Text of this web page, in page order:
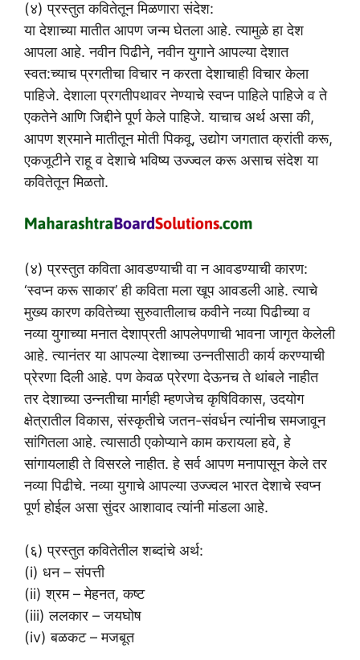
(४) प्रस्तुत कवितेतून मिळणारा संदेश:
या देशाच्या मातीत आपण जन्म घेतला आहे. त्यामुळे हा देश
आपला आहे. नवीन पिढीने, नवीन युगाने आपल्या देशात
स्वत:च्याच प्रगतीचा विचार न करता देशाचाही विचार केला
पाहिजे. देशाला प्रगतीपथावर नेण्याचे स्वप्न पाहिले पाहिजे व ते
एकतेने आणि जिद्दीने पूर्ण केले पाहिजे. याचाच अर्थ असा की,
आपण श्रमाने मातीतून मोती पिकवू, उद्योग जगतात क्रांती करू,
एकजूटीने राहू व देशाचे भविष्य उज्ज्वल करू असाच संदेश या
कवितेतून मिळतो.
(४) प्रस्तुत कविता आवडण्याची वा न आवडण्याची कारण:
‘स्वप्न करू साकार’ ही कविता मला खूप आवडली आहे. त्याचे
मुख्य कारण कवितेच्या सुरुवातीलाच कवीने नव्या पिढीच्या व
नव्या युगाच्या मनात देशाप्रती आपलेपणाची भावना जागृत केलेली
आहे. त्यानंतर या आपल्या देशाच्या उन्नतीसाठी कार्य करण्याची
प्रेरणा दिली आहे. पण केवळ प्रेरणा देऊनच ते थांबले नाहीत
तर देशाच्या उन्नतीचा मार्गही म्हणजेच कृषिविकास, उदयोग
क्षेत्रातील विकास, संस्कृतीचे जतन-संवर्धन त्यांनीच समजावून
सांगितला आहे. त्यासाठी एकोप्याने काम करायला हवे, हे
सांगायलाही ते विसरले नाहीत. हे सर्व आपण मनापासून केले तर
नव्या पिढीचे. नव्या युगाचे आपल्या उज्ज्वल भारत देशाचे स्वप्न
पूर्ण होईल असा सुंदर आशावाद त्यांनी मांडला आहे.
(६) प्रस्तुत कवितेतील शब्दांचे अर्थ:
(i) धन – संपत्ती
(ii) श्रम – मेहनत, कष्ट
(iii) ललकार – जयघोष
(iv) बळकट – मजबूत